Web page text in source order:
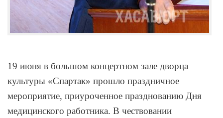
19 июня в большом концертном зале дворца
культуры «Спартак» прошло праздничное
мероприятие, приуроченное празднованию Дня
медицинского работника. В чествовании